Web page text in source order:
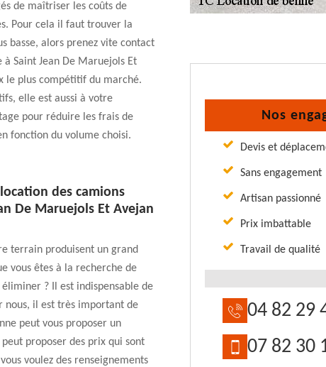
de maîtriser les coûts de
Pour cela il faut trouver la
basse, alors prenez vite contact
à Saint Jean De Maruejols Et
le plus compétitif du marché.
elle est aussi à votre
pour réduire les frais de
fonction du volume choisi.
des camions
De Maruejols Et Avejan
terrain produisent un grand
vous êtes à la recherche de
? Il est indispensable de
nous, il est très important de
peut vous proposer un
proposer des prix qui sont
voulez des renseignements
Nos
Devis et
Sans engagement
Artisan passionné
Prix imbattable
Travail de qualité
04 82 29
07 82 30